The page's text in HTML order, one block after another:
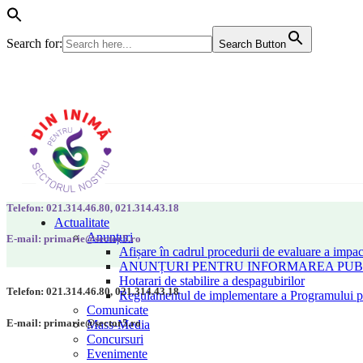
Search for: Search Button
Actualitate
Anunțuri
Afișare în cadrul procedurii de evaluare a
ANUNȚURI PENTRU INFORMAREA
Hotarari de stabilire a despagubirilor
Regulamentul de implementare a Programului
Comunicate
Mass-Media
Concursuri
Evenimente
Telefon: 021.314.46.80, 021.314.43.18
E-mail: primarie@sector5.ro
Telefon: 021.314.46.80, 021.314.43.18
E-mail: primarie@sector5.ro